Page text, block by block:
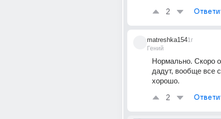
2
matreshka154
Гений
1г
Нормально. Скоро
дадут, вообще все
хорошо.
2